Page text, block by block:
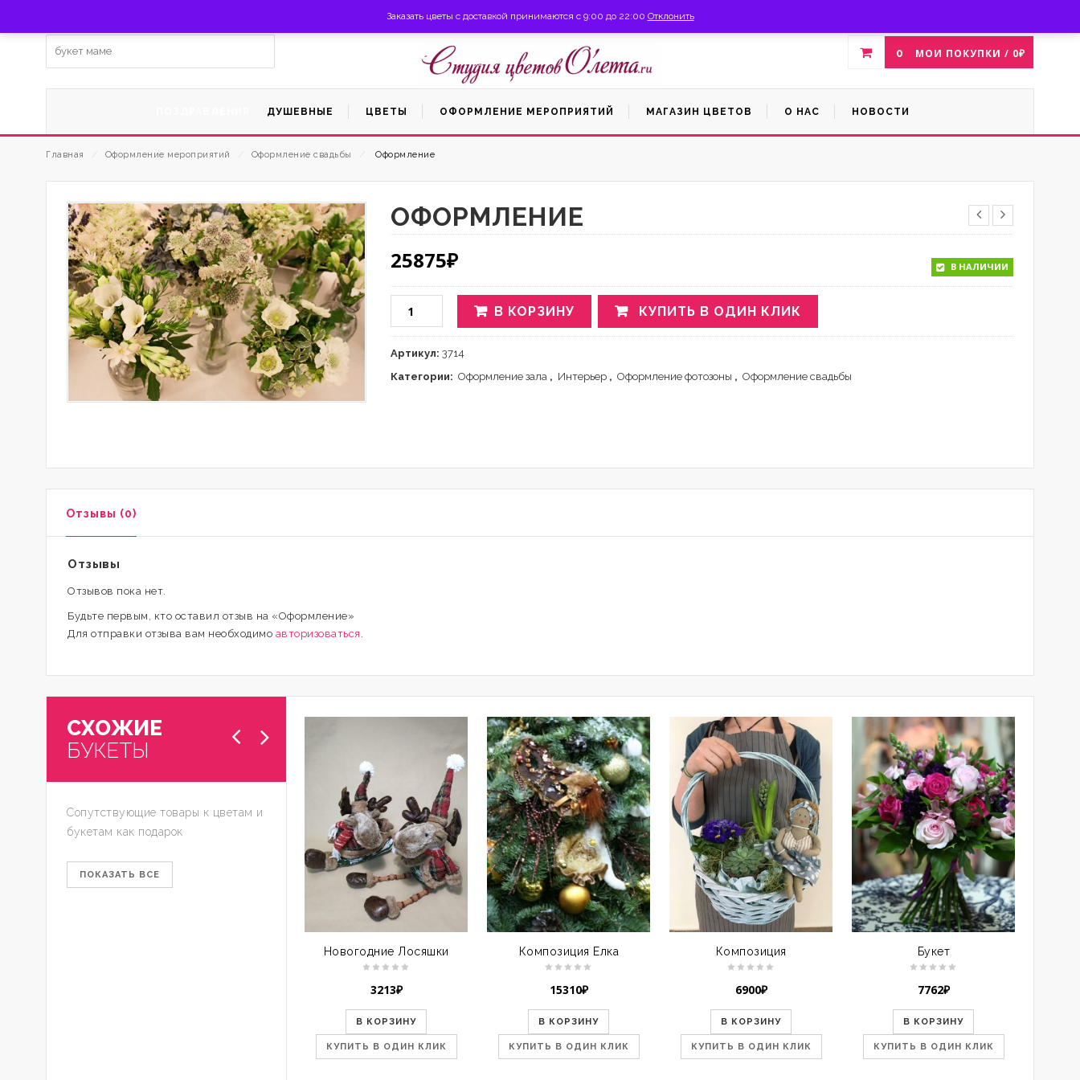
Заказать цветы с доставкой по г. Мытищи по тел. +7 (926) 816-99-66 Личный кабинет
0 МОИ ПОКУПКИ / 0₽
ДУШЕВНЫЕ ЦВЕТЫ ОФОРМЛЕНИЕ МЕРОПРИЯТИЙ МАГАЗИН ЦВЕТОВ О НАС НОВОСТИ
Главная Оформление мероприятий Оформление свадьбы Оформление
ОФОРМЛЕНИЕ
25875₽ В НАЛИЧИИ
В КОРЗИНУ КУПИТЬ В ОДИН КЛИК
Артикул: 3714
Категории: Оформление зала , Интерьер , Оформление фотозоны , Оформление свадьбы
Отзывы (0)
Отзывы
Отзывов пока нет.
Будьте первым, кто оставил отзыв на «Оформление»
Для отправки отзыва вам необходимо авторизоваться
СХОЖИЕ
БУКЕТЫ
Сопутствующие товары к цветам и
букетам как подарок
ПОКАЗАТЬ ВСЕ
Новогодние Лосяшки
3213₽
В КОРЗИНУ
КУПИТЬ В ОДИН КЛИК
Композиция Елка
15310₽
В КОРЗИНУ
КУПИТЬ В ОДИН КЛИК
Композиция
6900₽
В КОРЗИНУ
КУПИТЬ В ОДИН КЛИК
Букет
7762₽
В КОРЗИНУ
КУПИТЬ В ОДИН КЛИК
Заказать цветы с доставкой принимаются с 9:00 до 22:00 Отклонить